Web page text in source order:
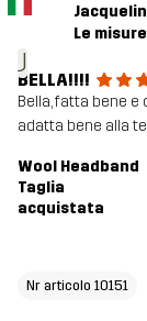
J
Le
BELLA!!!!
Bella, fatta bene e
adatta bene alla
Wool Headband
Taglia
acquistata
Nr articolo 10151